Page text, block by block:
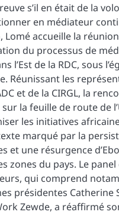
s’il en était de la
en médiateur
Lomé accueille la
du processus de
l’Est de la RDC, sous
Réunissant les
et de la CIRGL, la
la feuille de route de
les initiatives
marqué par la
et une résurgence
zones du pays. Le panel
qui comprend
présidentes Catherine
Zewde, a réaffirmé